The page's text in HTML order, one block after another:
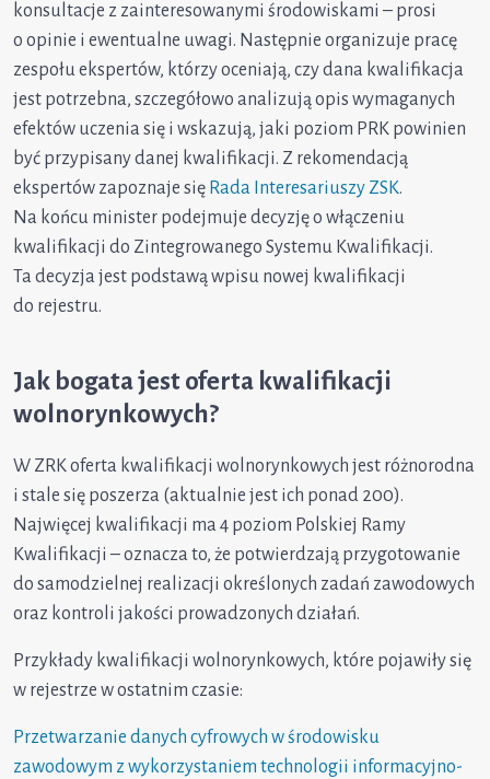
konsultacje z zainteresowanymi środowiskami – prosi
o opinie i ewentualne uwagi. Następnie organizuje pracę
zespołu ekspertów, którzy oceniają, czy dana kwalifikacja
jest potrzebna, szczegółowo analizują opis wymaganych
efektów uczenia się i wskazują, jaki poziom PRK powinien
być przypisany danej kwalifikacji. Z rekomendacją
ekspertów zapoznaje się Rada Interesariuszy ZSK.
Na końcu minister podejmuje decyzję o włączeniu
kwalifikacji do Zintegrowanego Systemu Kwalifikacji.
Ta decyzja jest podstawą wpisu nowej kwalifikacji
do rejestru.
Jak bogata jest oferta kwalifikacji
wolnorynkowych?
W ZRK oferta kwalifikacji wolnorynkowych jest różnorodna
i stale się poszerza (aktualnie jest ich ponad 200).
Najwięcej kwalifikacji ma 4 poziom Polskiej Ramy
Kwalifikacji – oznacza to, że potwierdzają przygotowanie
do samodzielnej realizacji określonych zadań zawodowych
oraz kontroli jakości prowadzonych działań.
Przykłady kwalifikacji wolnorynkowych, które pojawiły się
w rejestrze w ostatnim czasie:
Przetwarzanie danych cyfrowych w środowisku
zawodowym z wykorzystaniem technologii informacyjno-